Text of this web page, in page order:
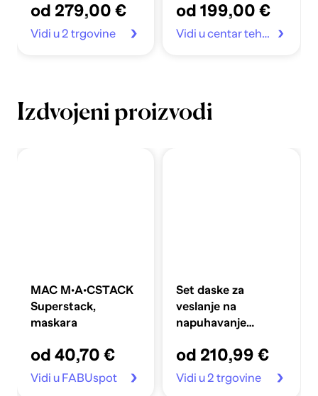
od 279,00 €
Vidi u 2 trgovine
od 199,00 €
Vidi u centar tehnike
Izdvojeni proizvodi
MAC M·A·CSTACK
Superstack,
maskara
od 40,70 €
Vidi u FABUspot
Set daske za
veslanje na
napuhavanje
plavi
od 210,99 €
Vidi u 2 trgovine